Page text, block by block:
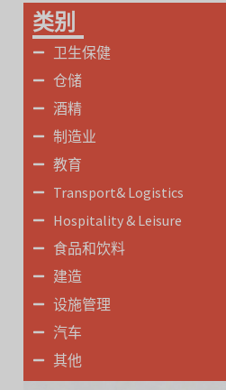
类别
卫生保健
仓储
酒精
制造业
教育
Transport& Logistics
Hospitality & Leisure
食品和饮料
建造
设施管理
汽车
其他